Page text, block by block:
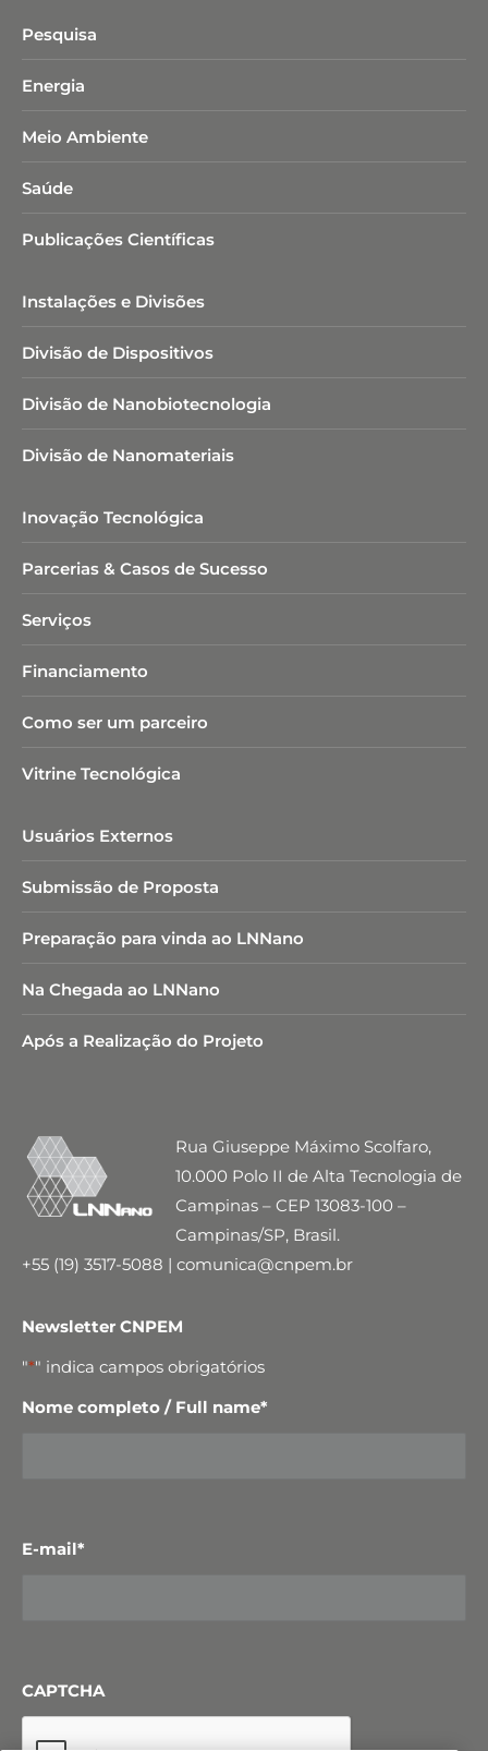
Pesquisa
Energia
Meio Ambiente
Saúde
Publicações Científicas
Instalações e Divisões
Divisão de Dispositivos
Divisão de Nanobiotecnologia​
Divisão de Nanomateriais
Inovação Tecnológica
Parcerias & Casos de Sucesso
Serviços
Financiamento
Como ser um parceiro
Vitrine Tecnológica
Usuários Externos
Submissão de Proposta
Preparação para vinda ao LNNano
Na Chegada ao LNNano
Após a Realização do Projeto
Rua Giuseppe Máximo Scolfaro,
10.000 Polo II de Alta Tecnologia de
Campinas – CEP 13083-100 –
Campinas/SP, Brasil.
+55 (19) 3517-5088 | comunica@cnpem.br
Newsletter CNPEM
"*" indica campos obrigatórios
Nome completo / Full name*
E-mail*
CAPTCHA